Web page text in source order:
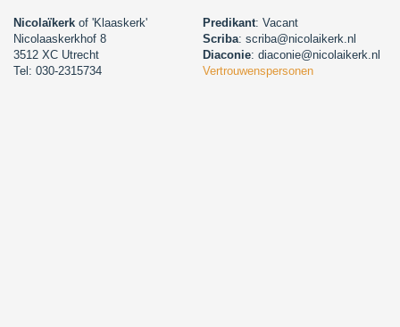
Nicolaïkerk of 'Klaaskerk'
Nicolaaskerkhof 8
3512 XC Utrecht
Tel: 030-2315734
Predikant: Vacant
Scriba: scriba@nicolaikerk.nl
Diaconie: diaconie@nicolaikerk.nl
Vertrouwenspersonen